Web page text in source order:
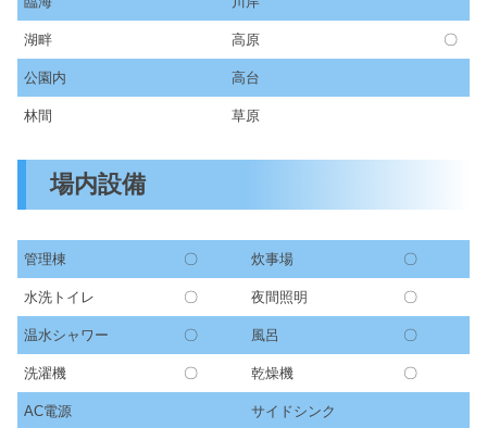
湖畔 高原 〇
公園内 高台
林間 草原
場内設備
管理棟 〇 炊事場 〇
水洗トイレ 〇 夜間照明 〇
温水シャワー 〇 風呂 〇
洗濯機 〇 乾燥機 〇
AC電源 サイドシンク